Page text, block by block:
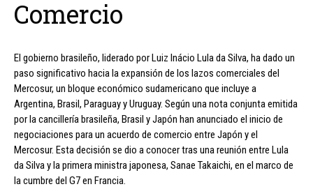
Comercio
El gobierno brasileño, liderado por Luiz Inácio Lula da Silva, ha dado un
paso significativo hacia la expansión de los lazos comerciales del
Mercosur, un bloque económico sudamericano que incluye a
Argentina, Brasil, Paraguay y Uruguay. Según una nota conjunta emitida
por la cancillería brasileña, Brasil y Japón han anunciado el inicio de
negociaciones para un acuerdo de comercio entre Japón y el
Mercosur. Esta decisión se dio a conocer tras una reunión entre Lula
da Silva y la primera ministra japonesa, Sanae Takaichi, en el marco de
la cumbre del G7 en Francia.